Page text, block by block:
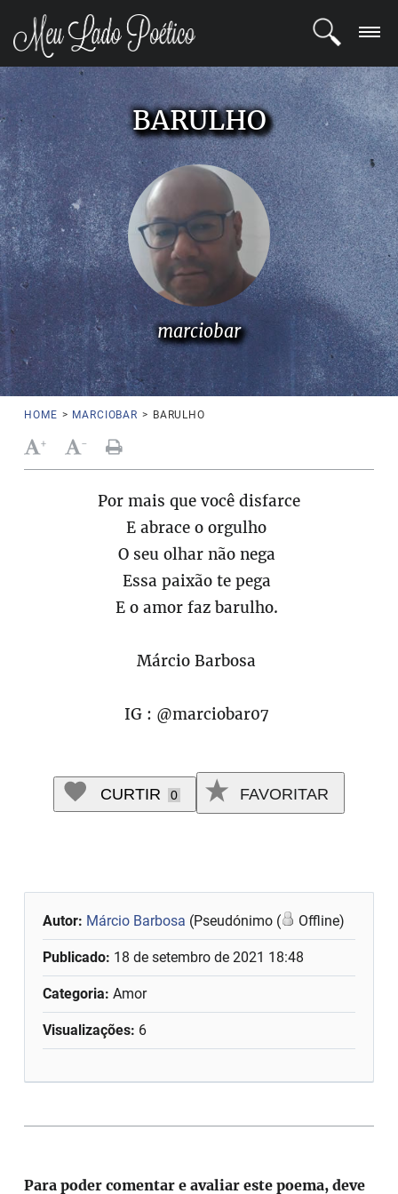
LOGIN
REGISTRO
POETAS
BLOG
COMUNIDADE
BARULHO
marciobar
HOME > MARCIOBAR > BARULHO
+ -
Por mais que você disfarce
E abrace o orgulho
O seu olhar não nega
Essa paixão te pega
E o amor faz barulho.
Márcio Barbosa
IG : @marciobar07
CURTIR 0 FAVORITAR
Autor: Márcio Barbosa (Pseudónimo ( Offline)
Publicado: 18 de setembro de 2021 18:48
Categoria: Amor
Visualizações: 6
Para poder comentar e avaliar este poema, deve